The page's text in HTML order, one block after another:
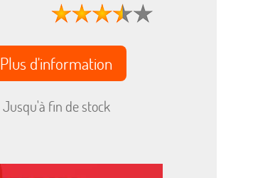
Plus d'information
Jusqu'à fin de stock